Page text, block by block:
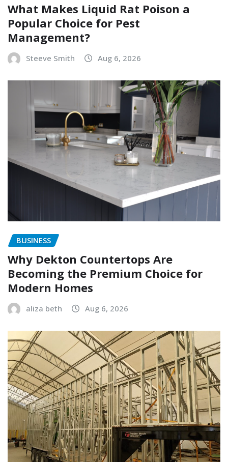
What Makes Liquid Rat Poison a
Popular Choice for Pest
Management?
Steeve Smith Aug 6, 2026
BUSINESS
Why Dekton Countertops Are
Becoming the Premium Choice for
Modern Homes
aliza beth Aug 6, 2026